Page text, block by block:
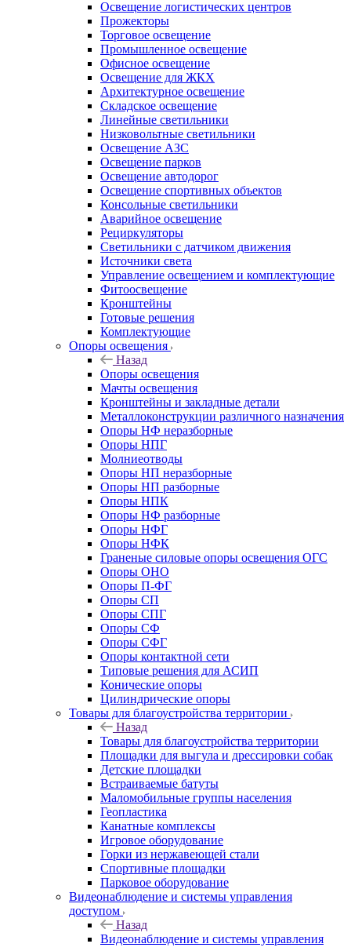
Освещение логистических центров
Прожекторы
Торговое освещение
Промышленное освещение
Офисное освещение
Освещение для ЖКХ
Архитектурное освещение
Складское освещение
Линейные светильники
Низковольтные светильники
Освещение АЗС
Освещение парков
Освещение автодорог
Освещение спортивных объектов
Консольные светильники
Аварийное освещение
Рециркуляторы
Светильники с датчиком движения
Источники света
Управление освещением и комплектующие
Фитоосвещение
Кронштейны
Готовые решения
Комплектующие
Опоры освещения
Назад
Опоры освещения
Мачты освещения
Кронштейны и закладные детали
Металлоконструкции различного назначения
Опоры НФ неразборные
Опоры НПГ
Молниеотводы
Опоры НП неразборные
Опоры НП разборные
Опоры НПК
Опоры НФ разборные
Опоры НФГ
Опоры НФК
Граненые силовые опоры освещения ОГС
Опоры ОНО
Опоры П-ФГ
Опоры СП
Опоры СПГ
Опоры СФ
Опоры СФГ
Опоры контактной сети
Типовые решения для АСИП
Конические опоры
Цилиндрические опоры
Товары для благоустройства территории
Назад
Товары для благоустройства территории
Площадки для выгула и дрессировки собак
Детские площадки
Встраиваемые батуты
Маломобильные группы населения
Геопластика
Канатные комплексы
Игровое оборудование
Горки из нержавеющей стали
Спортивные площадки
Парковое оборудование
Видеонаблюдение и системы управления
доступом
Назад
Видеонаблюдение и системы управления